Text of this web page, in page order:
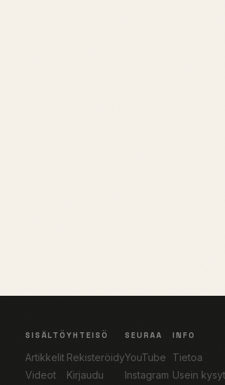
SISÄLTÖ
Artikkelit
Videot
YHTEISÖ
Rekisteröidy
Kirjaudu
SEURAA
YouTube
Instagram
INFO
Tietoa
Usein